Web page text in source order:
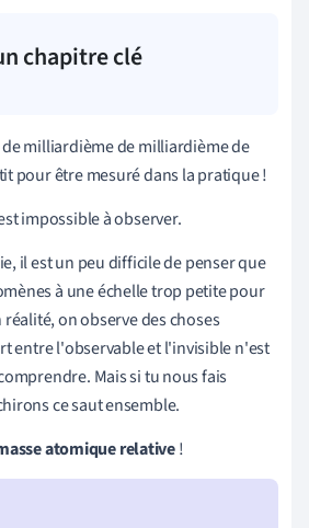
chapitre clé
milliardième de milliardième de
pour être mesuré dans la pratique !
impossible à observer.
il est un peu difficile de penser que
à une échelle trop petite pour
on observe des choses
entre l'observable et l'invisible n'est
Mais si tu nous fais
ce saut ensemble.
atomique relative!